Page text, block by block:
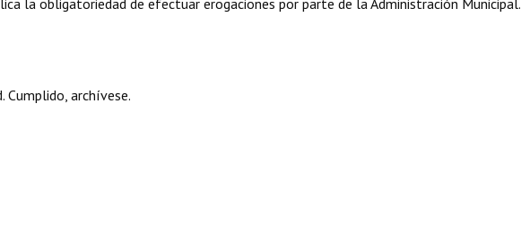
la obligatoriedad de efectuar erogaciones por parte de la Administración Municipal.
Cumplido, archívese.